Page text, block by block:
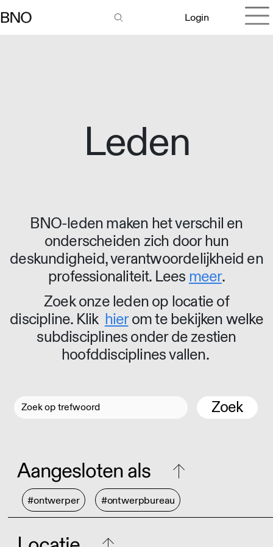
Login
Leden
BNO-leden maken het verschil en
onderscheiden zich door hun
deskundigheid, verantwoordelijkheid en
professionaliteit. Lees meer.
Zoek onze leden op locatie of
discipline. Klik hierom te bekijken welke
subdisciplines onder de zestien
hoofddisciplines vallen.
Zoek
Aangesloten als
#ontwerper #ontwerpbureau